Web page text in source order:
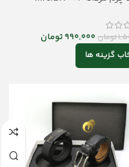
تومان990,000تومان
گزینه ها